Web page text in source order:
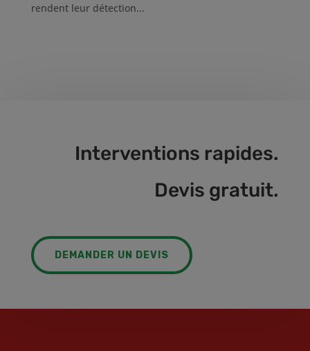
rendent leur détection...
Interventions rapides.
Devis gratuit.
DEMANDER UN DEVIS